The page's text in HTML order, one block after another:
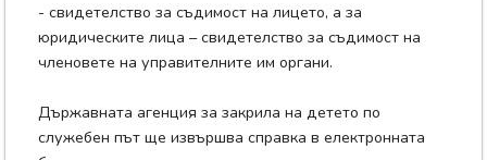
- свидетелство за съдимост на лицето, а за
юридическите лица – свидетелство за съдимост на
членовете на управителните им органи.
Държавната агенция за закрила на детето по
служебен път ще извършва справка в електронната